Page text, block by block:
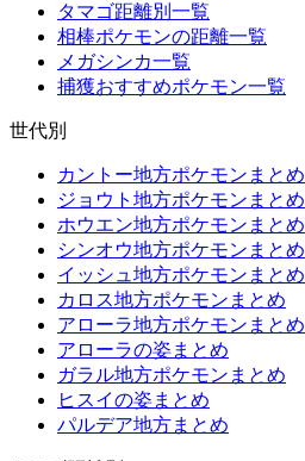
タマゴ距離別一覧
相棒ポケモンの距離一覧
メガシンカ一覧
捕獲おすすめポケモン一覧
世代別
カントー地方ポケモンまとめ
ジョウト地方ポケモンまとめ
ホウエン地方ポケモンまとめ
シンオウ地方ポケモンまとめ
イッシュ地方ポケモンまとめ
カロス地方ポケモンまとめ
アローラ地方ポケモンまとめ
アローラの姿まとめ
ガラル地方ポケモンまとめ
ヒスイの姿まとめ
パルデア地方まとめ